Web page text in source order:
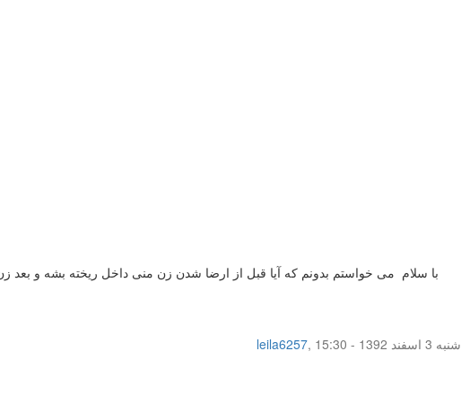
با سلام می خواستم بدونم که آیا قبل از ارضا شدن زن منی داخل ریخته بشه و بعد
leila6257,
شنبه 3 اسفند 1392 - 15:30